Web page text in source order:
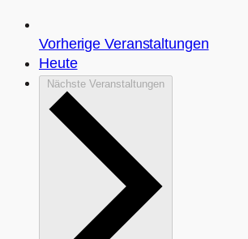
VorherigeVeranstaltungen
Heute
Nächste Veranstaltungen